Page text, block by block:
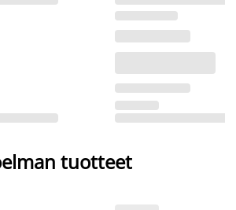
tuotteet